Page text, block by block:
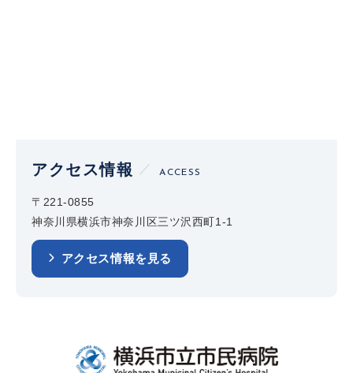
アクセス情報 ACCESS
〒221-0855
神奈川県横浜市神奈川区三ツ沢西町1-1
アクセス情報を見る